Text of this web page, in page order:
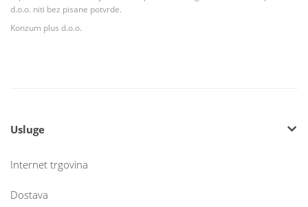
d.o.o. niti bez pisane potvrde.
Konzum plus d.o.o.
Usluge
Internet trgovina
Dostava